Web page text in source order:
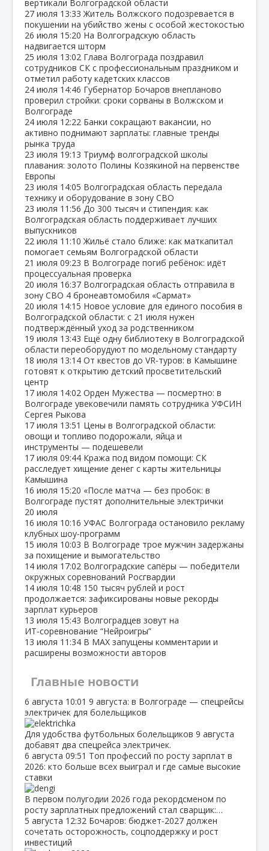
вертикали Волгоградской области
27 июля 13:33 Житель Волжского подозревается в
покушении на убийство жены с особой жестокостью
26 июля 15:20 На Волгоградскую область
надвигается шторм
25 июля 13:02 Глава Волгограда поздравил
сотрудников СК с профессиональным праздником и
отметил работу кадетских классов
24 июля 14:46 Губернатор Бочаров внепланово
проверил стройки: сроки сорваны в Волжском и
Волгограде
24 июля 12:22 Банки сокращают вакансии, но
активно поднимают зарплаты: главные тренды
рынка труда
23 июля 19:13 Триумф волгоградской школы
плавания: золото Полины Козякиной на первенстве
Европы
23 июля 14:05 Волгоградская область передала
технику и оборудование в зону СВО
23 июля 11:56 До 300 тысяч и стипендия: как
Волгоградская область поддерживает лучших
выпускников
22 июля 11:10 Жильё стало ближе: как маткапитал
помогает семьям Волгоградской области
21 июля 09:23 В Волгограде погиб ребёнок: идёт
процессуальная проверка
20 июля 16:37 Волгоградская область отправила в
зону СВО 4 бронеавтомобиля «Сармат»
20 июля 14:15 Новое условие для единого пособия в
Волгоградской области: с 21 июля нужен
подтверждённый уход за родственником
19 июля 13:43 Ещё одну библиотеку в Волгоградской
области переоборудуют по модельному стандарту
18 июля 13:14 От квестов до VR‑туров: в Камышине
готовят к открытию детский просветительский
центр
17 июля 14:02 Орден Мужества — посмертно: в
Волгограде увековечили память сотрудника УФСИН
Сергея Рыкова
17 июля 13:51 Цены в Волгоградской области:
овощи и топливо подорожали, яйца и
инструменты — подешевели
17 июля 09:44 Кража под видом помощи: СК
расследует хищение денег с карты жительницы
Камышина
16 июля 15:20 «После матча — без пробок: в
Волгограде пустят дополнительные электрички
20 июля
16 июля 10:16 УФАС Волгограда остановило рекламу
клубных шоу‑программ
15 июля 10:03 В Волгограде трое мужчин задержаны
за похищение и вымогательство
14 июля 17:02 Волгоградские сапёры — победители
окружных соревнований Росгвардии
14 июля 10:48 150 тысяч рублей и рост
продолжается: зафиксированы новые рекорды
зарплат курьеров
13 июля 15:43 Волгоградцев зовут на
ИТ‑соревнование “Нейроигры”
13 июля 11:34 В МАХ запущены комментарии и
расширены возможности авторов
Главные новости
6 августа 10:01 9 августа: в Волгограде — спецрейсы
электричек для болельщиков
Для удобства футбольных болельщиков 9 августа
добавят два спецрейса электричек.
6 августа 09:51 Топ профессий по росту зарплат в
2026: кто больше всех выиграл и где самые высокие
ставки
В первом полугодии 2026 года рекордсменом по
росту зарплатных предложений стал сварщик:…
5 августа 12:32 Бочаров: бюджет‑2027 должен
сочетать осторожность, соцподдержку и рост
инвестиций